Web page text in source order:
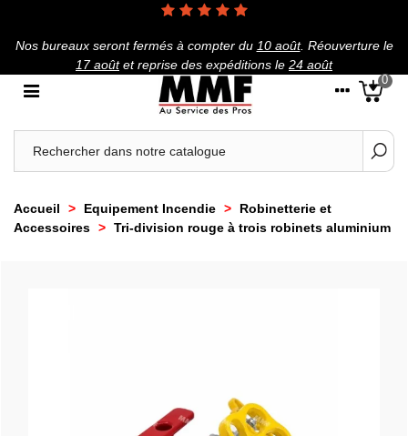
Nos bureaux seront fermés à compter du 10 août. Réouverture le
17 aoûtet reprise des expéditions le 24 août
0
Accueil > Equipement Incendie >
Robinetterie et
Accessoires > Tri-division rouge à trois robinets aluminium